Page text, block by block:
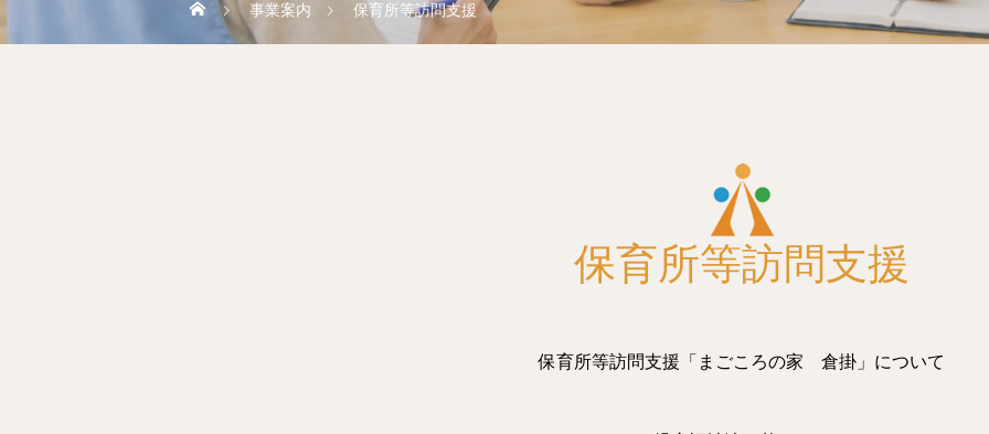
事業案内 保育所等訪問支援
保育所等訪問支援
保育所等訪問支援「まごころの家 倉掛」について